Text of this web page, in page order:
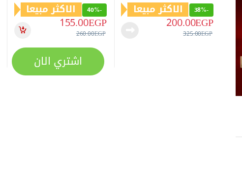
-
38% الاكثر مبيعا
200.00EGP
325.00EGP
-
40% الاكثر مبيعا
155.00EGP
260.00EGP
اشتري الان